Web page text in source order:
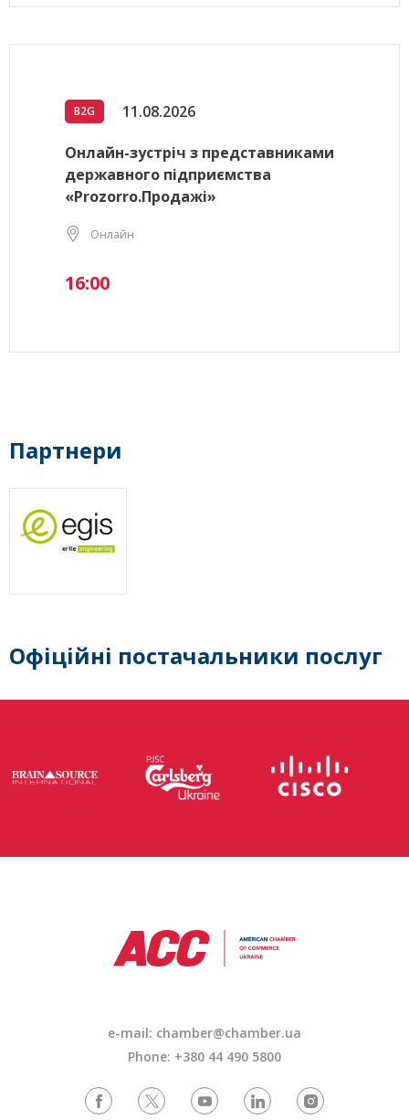
B2G 11.08.2026
Онлайн-зустріч з представниками
державного підприємства
«Prozorro.Продажі»
Онлайн
16:00
Партнери
Офіційні постачальники послуг
e-mail: chamber@chamber.ua
Phone: +380 44 490 5800